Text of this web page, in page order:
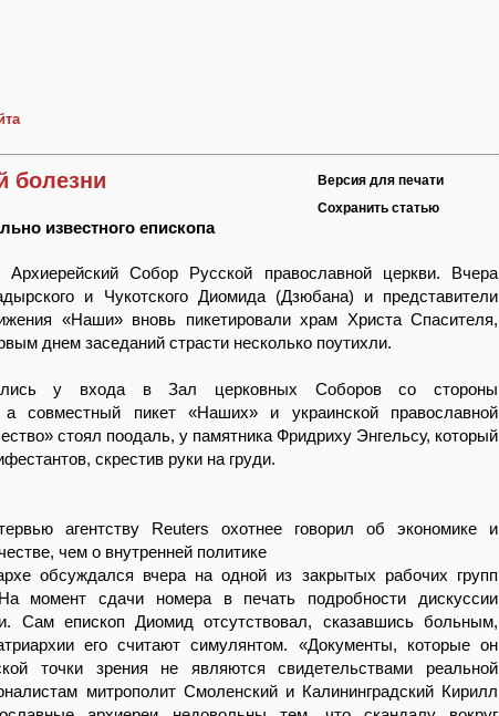
болезни
известного епископа
Версия для печати
Сохранить статью
Собор Русской православной церкви. Вчера
и Чукотского Диомида (Дзюбана) и представители
«Наши» вновь пикетировали храм Христа Спасителя,
днем заседаний страсти несколько поутихли.
у входа в Зал церковных Соборов со стороны
а совместный пикет «Наших» и украинской православной
стоял поодаль, у памятника Фридриху Энгельсу, который
скрестив руки на груди.
агентству Reuters охотнее говорил об экономике и
чем о внутренней политике
обсуждался вчера на одной из закрытых рабочих групп
момент сдачи номера в печать подробности дискуссии
Сам епископ Диомид отсутствовал, сказавшись больным,
его считают симулянтом. «Документы, которые он
точки зрения не являются свидетельствами реальной
митрополит Смоленский и Калининградский Кирилл